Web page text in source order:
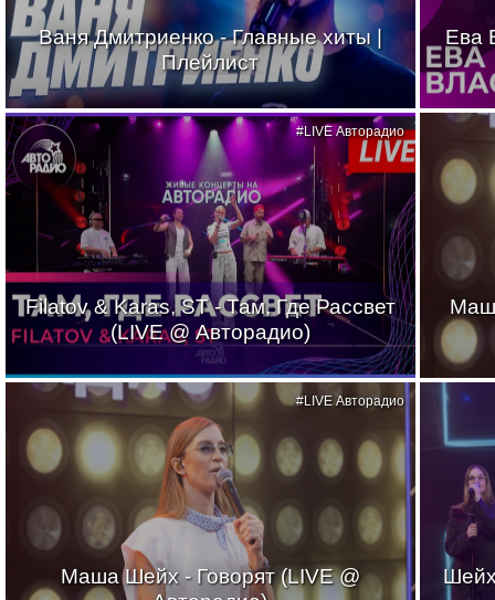
Ваня Дмитриенко - Главные хиты |
Плейлист
Ева
Filatov & Karas, ST - Там, Где Рассвет
(LIVE @ Авторадио)
#LIVE Авторадио
Маша Шейх - Говорят (LIVE @
#LIVE Авторадио